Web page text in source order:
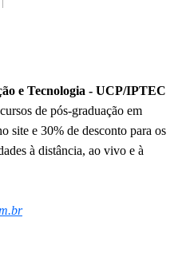
e Tecnologia - UCP/IPTEC
de pós-graduação em
site e 30% de desconto para os
à distância, ao vivo e à